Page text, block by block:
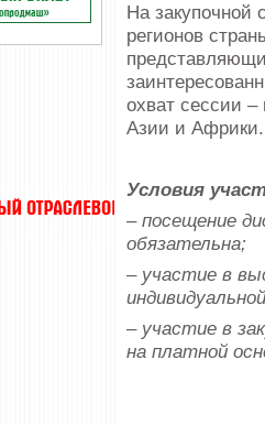
На закупочной
регионов
охват сессии
Азии и Африки.
Условия
– посещение
обязательна;
– участие в
– участие в
на платной